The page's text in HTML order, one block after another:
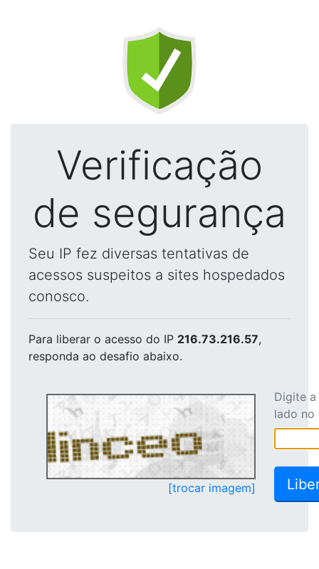
Verificação
de segurança
Seu IP fez diversas tentativas de
acessos suspeitos a sites hospedados
conosco.
Para liberar o acesso do IP 216.73.216.57,
responda ao desafio abaixo.
[trocar imagem]
Digite
lado no